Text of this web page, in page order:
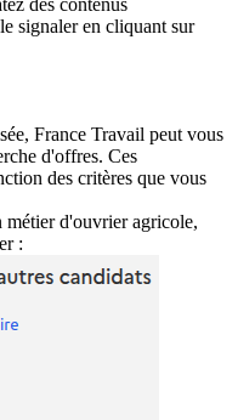
des contenus
signaler en cliquant sur
France Travail peut vous
d'offres. Ces
des critères que vous
métier d'ouvrier agricole,
: